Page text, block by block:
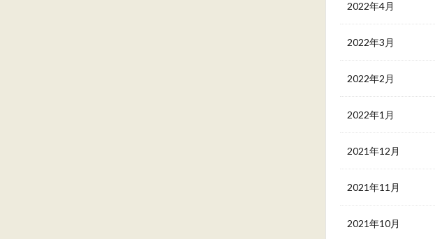
2022年4月
2022年3月
2022年2月
2022年1月
2021年12月
2021年11月
2021年10月